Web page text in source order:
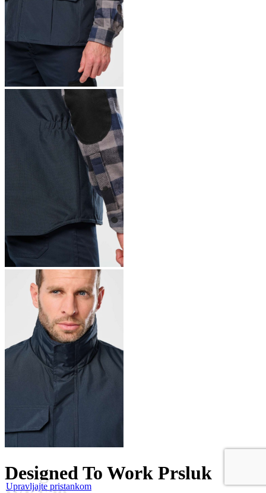
Designed To Work Prsluk
Upravljajte pristankom